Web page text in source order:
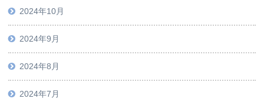
2024年10月
2024年9月
2024年8月
2024年7月